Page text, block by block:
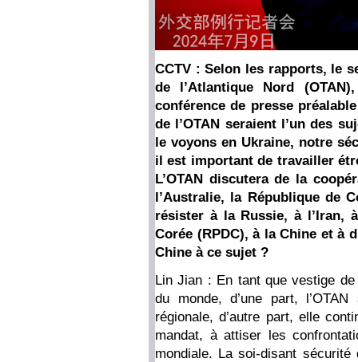
CCTV : Selon les rapports, le
de l’Atlantique Nord
conférence de presse
de l’OTAN seraient l’un des
le voyons en Ukraine, notre
il est important de travailler
L’OTAN discutera de la
l’Australie, la République de
résister à la Russie, à l’Iran,
Corée (RPDC), à la Chine et à
Chine à ce sujet ?
Lin Jian : En tant que vestige
du monde, d’une part,
régionale, d’autre part, elle
mandat, à attiser les
mondiale. La soi-disant